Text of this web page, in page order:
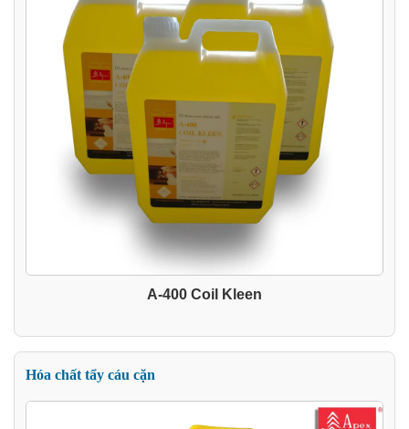
A-400 Coil Kleen
Hóa chất tẩy cáu cặn